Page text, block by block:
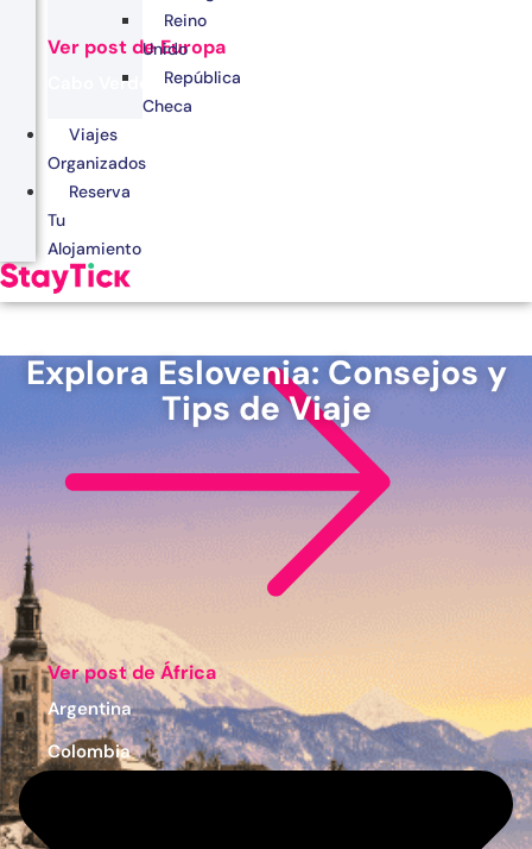
Ver post de Europa
Cabo Verde
Egipto
Kenia
Marruecos
Zanzíbar
Ver post de África
Argentina
Colombia
Reino
Unido
República
Checa
Viajes
Organizados
Reserva
Tu
Alojamiento
Explora Eslovenia: Consejos y
Tips de Viaje